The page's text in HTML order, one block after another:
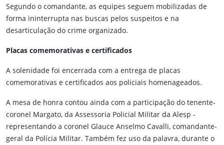
Segundo o comandante, as equipes seguem mobilizadas de
forma ininterrupta nas buscas pelos suspeitos e na
desarticulação do crime organizado.
Placas comemorativas e certificados
A solenidade foi encerrada com a entrega de placas
comemorativas e certificados aos policiais homenageados.
A mesa de honra contou ainda com a participação do tenente-
coronel Margato, da Assessoria Policial Militar da Alesp -
representando a coronel Glauce Anselmo Cavalli, comandante-
geral da Polícia Militar. Também fez uso da palavra, durante o